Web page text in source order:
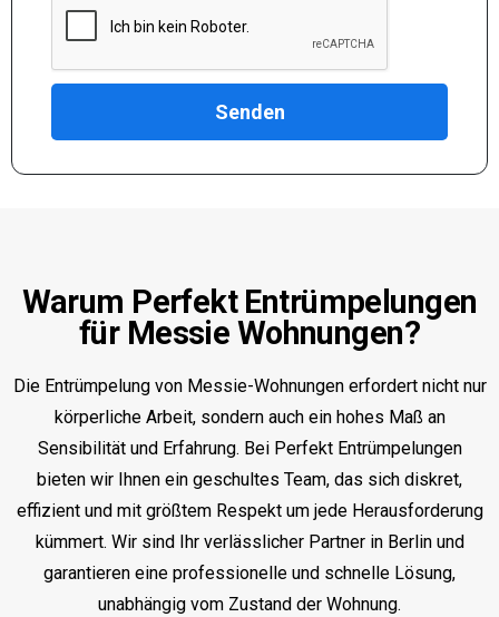
Warum Perfekt Entrümpelungen
für Messie Wohnungen?
Die Entrümpelung von Messie-Wohnungen erfordert nicht nur
körperliche Arbeit, sondern auch ein hohes Maß an
Sensibilität und Erfahrung. Bei Perfekt Entrümpelungen
bieten wir Ihnen ein geschultes Team, das sich diskret,
effizient und mit größtem Respekt um jede Herausforderung
kümmert. Wir sind Ihr verlässlicher Partner in Berlin und
garantieren eine professionelle und schnelle Lösung,
unabhängig vom Zustand der Wohnung.